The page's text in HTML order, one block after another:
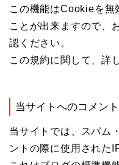
この機能はCookieを無
ことが出来ますので、
認ください。
この規約に関して、詳
当サイトへのコメン
当サイトでは、スパム
ントの際に使用された